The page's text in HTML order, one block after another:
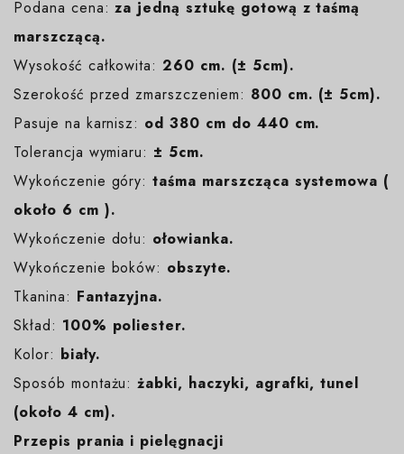
Podana cena: za jedną sztukę gotową z taśmą
marszczącą.
Wysokość całkowita: 260 cm. (± 5cm).
Szerokość przed zmarszczeniem: 800 cm. (± 5cm).
Pasuje na karnisz: od 380 cm do 440 cm.
Tolerancja wymiaru: ± 5cm.
Wykończenie góry:taśma marszcząca systemowa (
około 6 cm ).
Wykończenie dołu: ołowianka.
Wykończenie boków: obszyte.
Tkanina: Fantazyjna.
Skład: 100% poliester.
Kolor: biały.
Sposób montażu:żabki, haczyki, agrafki, tunel
(około 4 cm).
Przepis prania i pielęgnacji